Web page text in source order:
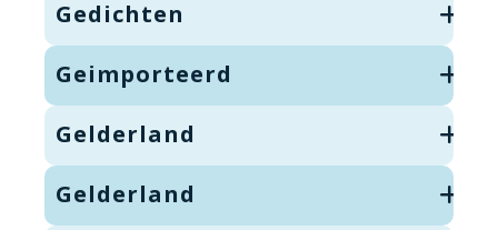
Gedichten
Geimporteerd
Gelderland
Gelderland